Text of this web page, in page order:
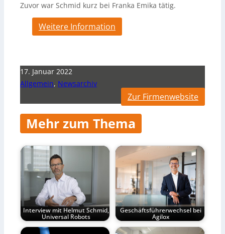
Zuvor war Schmid kurz bei Franka Emika tätig.
Weitere Information
17. Januar 2022
Allgemein, Newsarchiv
Zur Firmenwebsite
Mehr zum Thema
Interview mit Helmut Schmid,
Universal Robots
Geschäftsführerwechsel bei
Agilox